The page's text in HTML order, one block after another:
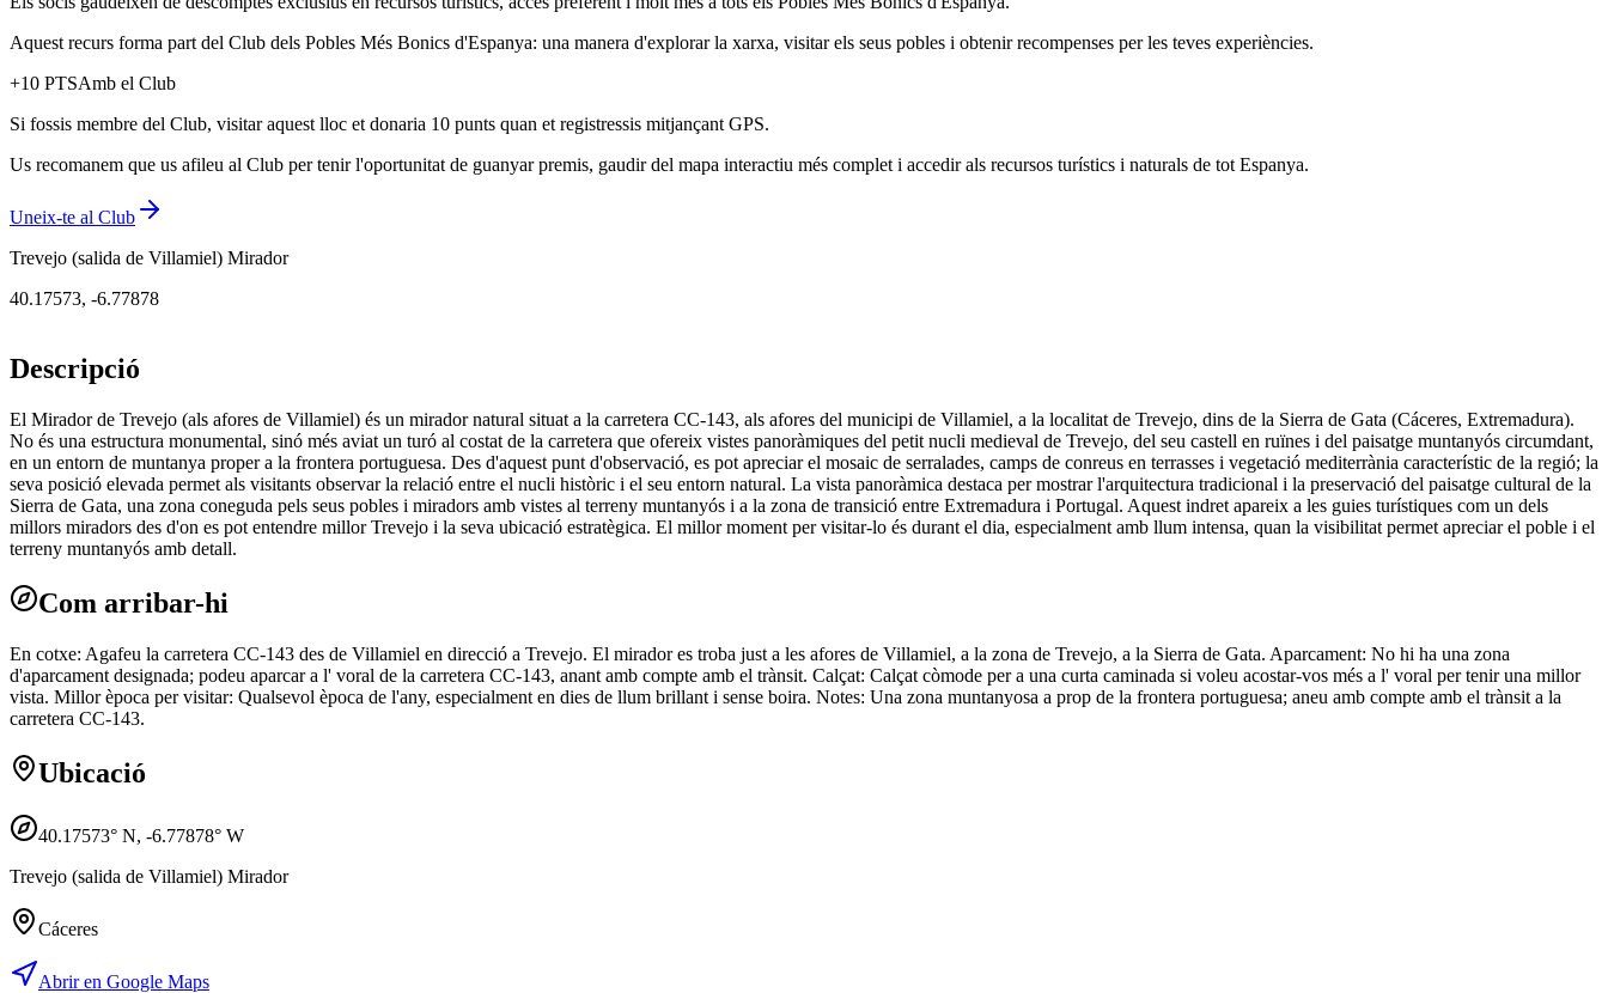
Aquest recurs forma part del Club dels Pobles Més Bonics d'Espanya: una manera d'explorar la xarxa, visitar els seus pobles i obtenir recompenses per les teves experiències.
+10 PTSAmb el Club
Si fossis membre del Club, visitar aquest lloc et donaria 10 punts quan et registressis mitjançant GPS.
Us recomanem que us afileu al Club per tenir l'oportunitat de guanyar premis, gaudir del mapa interactiu més complet i accedir als recursos turístics i naturals de tot Espanya.
Uneix-te al Club
Trevejo (salida de Villamiel) Mirador
40.17573, -6.77878
Descripció
El Mirador de Trevejo (als afores de Villamiel) és un mirador natural situat a la carretera CC-143, als afores del municipi de Villamiel, a la localitat de Trevejo, dins de la Sierra de Gata (Cáceres, Extremadura).
No és una estructura monumental, sinó més aviat un turó al costat de la carretera que ofereix vistes panoràmiques del petit nucli medieval de Trevejo, del seu castell en ruïnes i del paisatge muntanyós circumdant,
en un entorn de muntanya proper a la frontera portuguesa. Des d'aquest punt d'observació, es pot apreciar el mosaic de serralades, camps de conreus en terrasses i vegetació mediterrània característic de la regió; la
seva posició elevada permet als visitants observar la relació entre el nucli històric i el seu entorn natural. La vista panoràmica destaca per mostrar l'arquitectura tradicional i la preservació del paisatge cultural de la
Sierra de Gata, una zona coneguda pels seus pobles i miradors amb vistes al terreny muntanyós i a la zona de transició entre Extremadura i Portugal. Aquest indret apareix a les guies turístiques com un dels
millors miradors des d'on es pot entendre millor Trevejo i la seva ubicació estratègica. El millor moment per visitar-lo és durant el dia, especialment amb llum intensa, quan la visibilitat permet apreciar el poble i el
terreny muntanyós amb detall.
Com arribar-hi
En cotxe: Agafeu la carretera CC-143 des de Villamiel en direcció a Trevejo. El mirador es troba just a les afores de Villamiel, a la zona de Trevejo, a la Sierra de Gata. Aparcament: No hi ha una zona
d'aparcament designada; podeu aparcar a l' voral de la carretera CC-143, anant amb compte amb el trànsit. Calçat: Calçat còmode per a una curta caminada si voleu acostar-vos més a l' voral per tenir una millor
vista. Millor època per visitar: Qualsevol època de l'any, especialment en dies de llum brillant i sense boira. Notes: Una zona muntanyosa a prop de la frontera portuguesa; aneu amb compte amb el trànsit a la
carretera CC-143.
Ubicació
40.17573° N, -6.77878° W
Trevejo (salida de Villamiel) Mirador
Cáceres
Abrir en Google Maps